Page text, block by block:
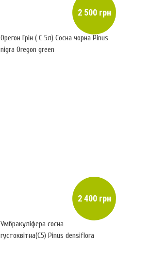
2 500 грн
Орегон Грін ( С 5л) Сосна чорна Pinus
nigra Oregon green
2 400 грн
Умбракуліфера сосна
густоквітна(С5) Pinus densiflora